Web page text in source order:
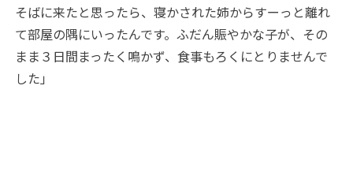
そばに来たと思ったら、寝かされた姉からすーっと離れ
て部屋の隅にいったんです。ふだん賑やかな子が、その
まま３日間まったく鳴かず、食事もろくにとりませんで
した」